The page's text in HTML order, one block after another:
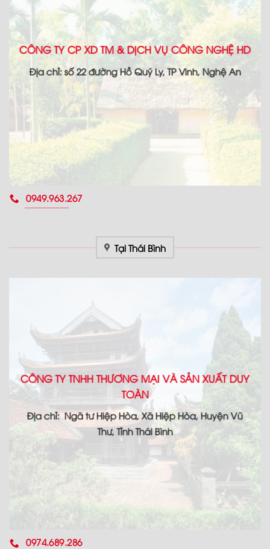
CÔNG TY CP XD TM & DỊCH VỤ CÔNG NGHỆ HD
Địa chỉ: số 22 đường Hồ Quý Ly, TP Vinh, Nghệ An
0949.963.267
Tại Thái Bình
CÔNG TY TNHH THƯƠNG MẠI VÀ SẢN XUẤT DUY
TOÀN
Địa chỉ: Ngã tư Hiệp Hòa, Xã Hiệp Hòa, Huyện Vũ
Thư, Tỉnh Thái Bình
0974.689.286